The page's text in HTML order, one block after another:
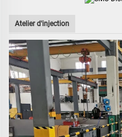
Atelier d'injection